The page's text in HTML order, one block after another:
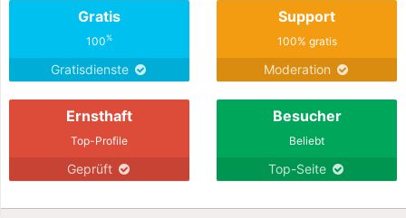
Gratis
100%
Gratisdienste
Support
100% gratis
Moderation
Ernsthaft
Top-Profile
Geprüft
Besucher
Beliebt
Top-Seite